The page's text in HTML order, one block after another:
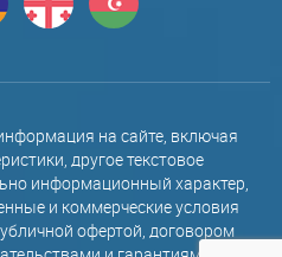
на сайте, включая
другое текстовое
информационный характер,
и коммерческие условия
офертой, договором